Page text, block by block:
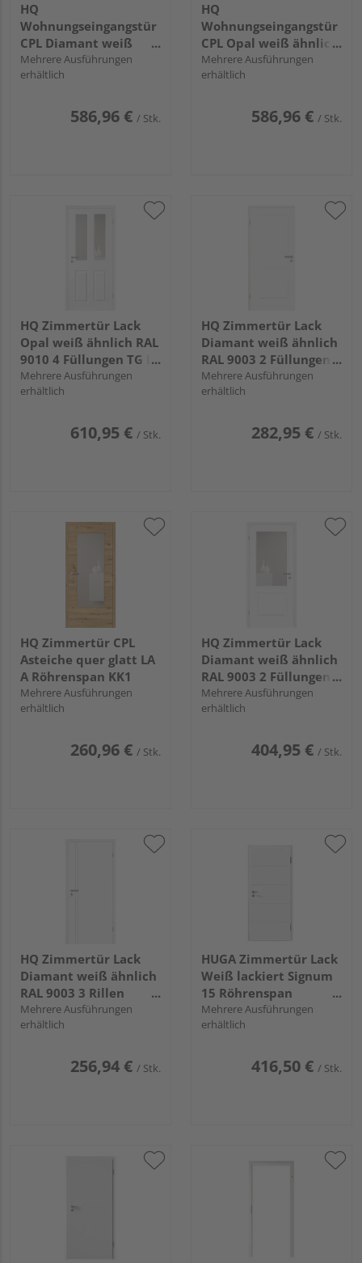
HQ
Wohnungseingangstür
CPL Diamant weiß
ähnlich RAL 9003 glatt
Vollspan KK3
Mehrere Ausführungen
erhältlich
586,96 € / Stk.
HQ
Wohnungseingangstür
CPL Opal weiß ähnlich
RAL 9010 glatt
Vollspan KK3
Mehrere Ausführungen
erhältlich
586,96 € / Stk.
HQ Zimmertür Lack
Opal weiß ähnlich RAL
9010 4 Füllungen TG LA
D Röhrenspan KK1
Mehrere Ausführungen
erhältlich
610,95 € / Stk.
HQ Zimmertür Lack
Diamant weiß ähnlich
RAL 9003 2 Füllungen
FG Röhrenspan KK1
Mehrere Ausführungen
erhältlich
282,95 € / Stk.
HQ Zimmertür CPL
Asteiche quer glatt LA
A Röhrenspan KK1
Mehrere Ausführungen
erhältlich
260,96 € / Stk.
HQ Zimmertür Lack
Diamant weiß ähnlich
RAL 9003 2 Füllungen
FG LA E Röhrenspan
KK1
Mehrere Ausführungen
erhältlich
404,95 € / Stk.
HQ Zimmertür Lack
Diamant weiß ähnlich
RAL 9003 3 Rillen
Röhrenspan KK1
Mehrere Ausführungen
erhältlich
256,94 € / Stk.
HUGA Zimmertür Lack
Weiß lackiert Signum
15 Röhrenspan
"SIGNUM"
Mehrere Ausführungen
erhältlich
416,50 € / Stk.